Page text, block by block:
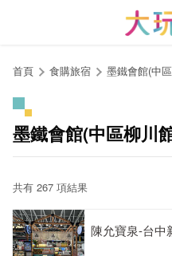
首頁 食購旅宿 墨鐵會館(中
墨鐵會館(中區柳川
共有 267 項結果
陳允寶泉-台中